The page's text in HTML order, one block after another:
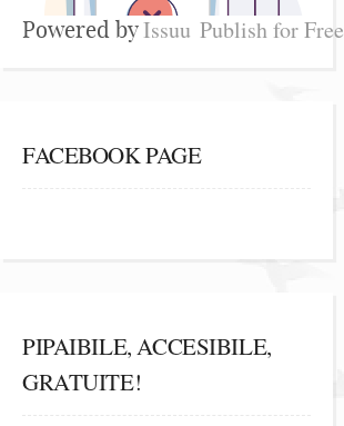
Powered byIssuu Publish for Free
FACEBOOK PAGE
PIPAIBILE, ACCESIBILE,
GRATUITE!